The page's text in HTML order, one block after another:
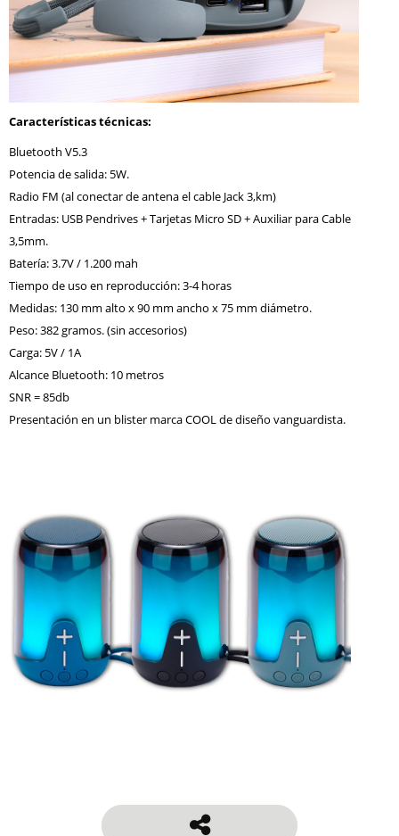
Características técnicas:
Bluetooth V5.3
Potencia de salida: 5W.
Radio FM (al conectar de antena el cable Jack 3,km)
Entradas: USB Pendrives + Tarjetas Micro SD + Auxiliar para Cable
3,5mm.
Batería: 3.7V / 1.200 mah
Tiempo de uso en reproducción: 3-4 horas
Medidas: 130 mm alto x 90 mm ancho x 75 mm diámetro.
Peso: 382 gramos. (sin accesorios)
Carga: 5V / 1A
Alcance Bluetooth: 10 metros
SNR = 85db
Presentación en un blister marca COOL de diseño vanguardista.